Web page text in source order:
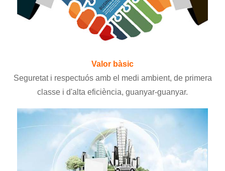
Valor bàsic
Seguretat i respectuós amb el medi ambient, de primera
classe i d'alta eficiència, guanyar-guanyar.